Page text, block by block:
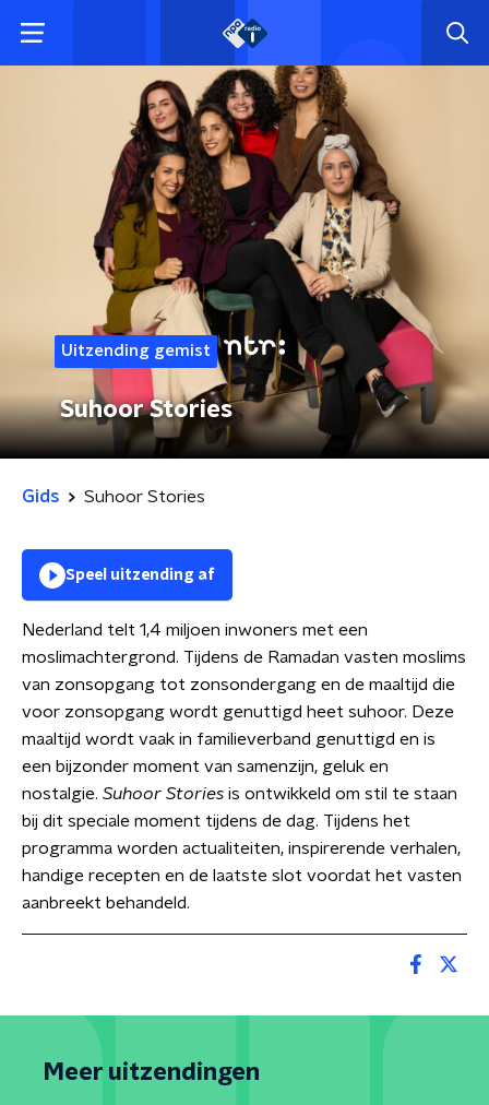
Uitzending gemist
Suhoor Stories
Gids Suhoor Stories
Speel uitzending af
Nederland telt 1,4 miljoen inwoners met een
moslimachtergrond. Tijdens de Ramadan vasten moslims
van zonsopgang tot zonsondergang en de maaltijd die
voor zonsopgang wordt genuttigd heet suhoor. Deze
maaltijd wordt vaak in familieverband genuttigd en is
een bijzonder moment van samenzijn, geluk en
nostalgie. Suhoor Stories is ontwikkeld om stil te staan
bij dit speciale moment tijdens de dag. Tijdens het
programma worden actualiteiten, inspirerende verhalen,
handige recepten en de laatste slot voordat het vasten
aanbreekt behandeld.
Meer uitzendingen